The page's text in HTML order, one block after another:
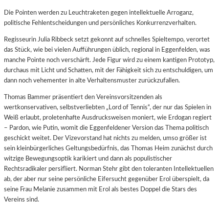
Die Pointen werden zu Leuchtraketen gegen intellektuelle Arroganz,
politische Fehlentscheidungen und persönliches Konkurrenzverhalten.
Regisseurin Julia Ribbeck setzt gekonnt auf schnelles Spieltempo, verortet
das Stück, wie bei vielen Aufführungen üblich, regional in Eggenfelden, was
manche Pointe noch verschärft. Jede Figur wird zu einem kantigen Prototyp,
durchaus mit Licht und Schatten, mit der Fähigkeit sich zu entschuldigen, um
dann noch vehementer in alte Verhaltensmuster zurückzufallen.
Thomas Bammer präsentiert den Vereinsvorsitzenden als
wertkonservativen, selbstverliebten „Lord of Tennis“, der nur das Spielen in
Weiß erlaubt, proletenhafte Ausdrucksweisen moniert, wie Erdogan regiert
– Pardon, wie Putin, womit die Eggenfeldener Version das Thema politisch
geschickt weitet. Der Vizevorstand hat nichts zu melden, umso größer ist
sein kleinbürgerliches Geltungsbedürfnis, das Thomas Heim zunächst durch
witzige Bewegungsoptik karikiert und dann als populistischer
Rechtsradikaler persifliert. Norman Stehr gibt den toleranten Intellektuellen
ab, der aber nur seine persönliche Eifersucht gegenüber Erol überspielt, da
seine Frau Melanie zusammen mit Erol als bestes Doppel die Stars des
Vereins sind.